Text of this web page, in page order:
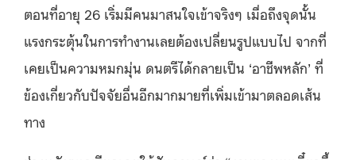
ตอนที่อายุ 26 เริ่มมีคนมาสนใจเข้าจริงๆ เมื่อถึงจุดนั้น
แรงกระตุ้นในการทำงานเลยต้องเปลี่ยนรูปแบบไป จากที่
เคยเป็นความหมกมุ่น ดนตรีได้กลายเป็น ‘อาชีพหลัก’ ที่
ข้องเกี่ยวกับปัจจัยอื่นอีกมากมายที่เพิ่มเข้ามาตลอดเส้น
ทาง